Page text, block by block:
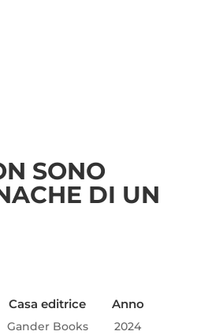
SONO
DI UN
Casa editrice
Gander Books
Anno
2024